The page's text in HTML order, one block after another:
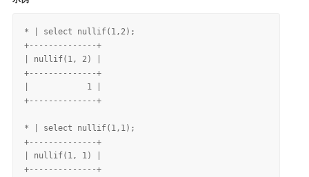
* | select nullif(1,2);
+--------------+
| nullif(1, 2) |
+--------------+
|            1 |
+--------------+
* | select nullif(1,1);
+--------------+
| nullif(1, 1) |
+--------------+